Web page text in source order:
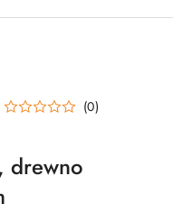
(0)
drewno